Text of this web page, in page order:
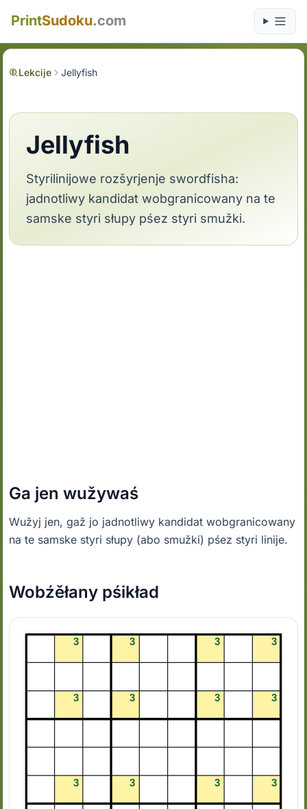
PrintSudoku.com
Lekcije Jellyfish
Jellyfish
Styrilinijowe rozšyrjenje swordfisha:
jadnotliwy kandidat wobgranicowany na te
samske styri słupy pśez styri smužki.
Ga jen wužywaś
Wužyj jen, gaž jo jadnotliwy kandidat wobgranicowany
na te samske styri słupy (abo smužki) pśez styri linije.
Wobźěłany pśikład